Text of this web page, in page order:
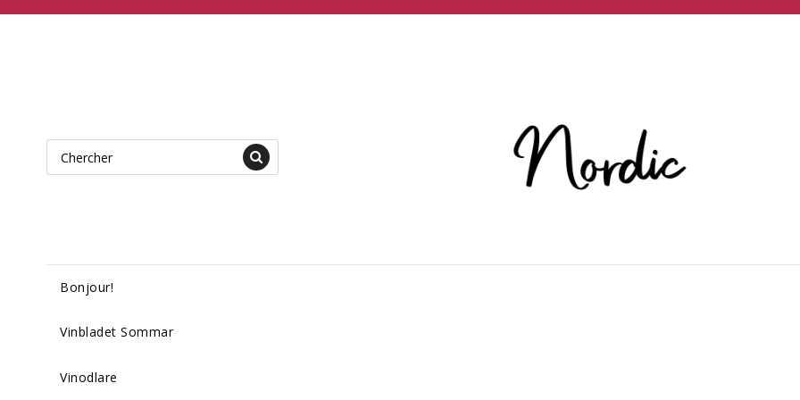
Bonjour!
Vinbladet Sommar
Vinodlare